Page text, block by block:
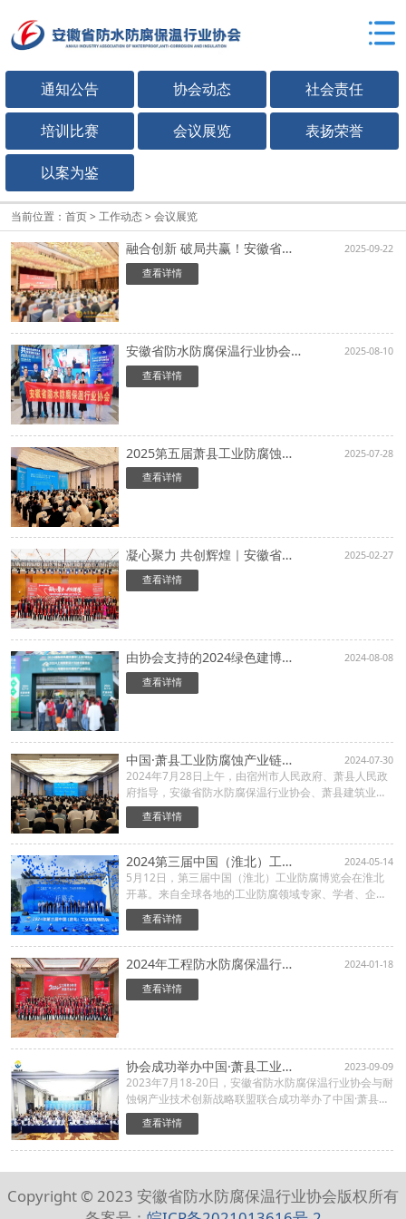
通知公告 协会动态 社会责任
培训比赛 会议展览 表扬荣誉
以案为鉴
当前位置： 首页> 工作动态> 会议展览
融合创新 破局共赢！安徽省防水防腐保温行业协会参加首届海峡两岸城市更新暨建筑防水修缮技术交流大会
2025-09-22
查看详情
安徽省防水防腐保温行业协会走进2025国际绿色建筑建材（上海）博览会，共赴绿色发展新征程
2025-08-10
查看详情
2025第五届萧县工业防腐蚀产业链展示会暨腐蚀控制大会成功举办
2025-07-28
查看详情
凝心聚力 共创辉煌｜安徽省防水防腐保温行业协会三届二次会员大会暨2025第二届工程防水防腐保温行业大会在合肥隆重举行
2025-02-27
查看详情
由协会支持的2024绿色建博会暨别墅展、节能展8月7-9日亮相上海世博展览馆
2024-08-08
查看详情
中国·萧县工业防腐蚀产业链展示会暨腐蚀控制工程大会隆重召开 2024-07-30
2024年7月28日上午，由宿州市人民政府、萧县人民政
府指导，安徽省防水防腐保温行业协会、萧县建筑业协
会共同主办的中国·萧县工业防腐蚀产业链展示会暨腐蚀
控制工程大会在萧县盛大召开。中国防腐与防护协会秘
书长程学群···
查看详情
2024第三届中国（淮北）工业防腐博览会隆重召开 2024-05-14
5月12日，第三届中国（淮北）工业防腐博览会在淮北
开幕。来自全球各地的工业防腐领域专家、学者、企业
代表300多人齐聚一堂，共同探讨工业防腐技术的最新
发展趋势，见证系列创新成果展示，培育新兴产业聚势
查看详情
2024年工程防水防腐保温行业大会在合肥顺利举行
2024-01-18
查看详情
协会成功举办中国·萧县工业防腐产业链展览会暨工业腐蚀控制工程大会 2023-09-09
2023年7月18-20日，安徽省防水防腐保温行业协会与耐
蚀钢产业技术创新战略联盟联合成功举办了中国·萧县工
业防腐产业链展览会暨工业腐蚀控制工程大会。全国知
名防腐蚀产业链设计单位、高等院校、科研机构、防腐
工程单位···
查看详情
Copyright © 2023 安徽省防水防腐保温行业协会版权所有